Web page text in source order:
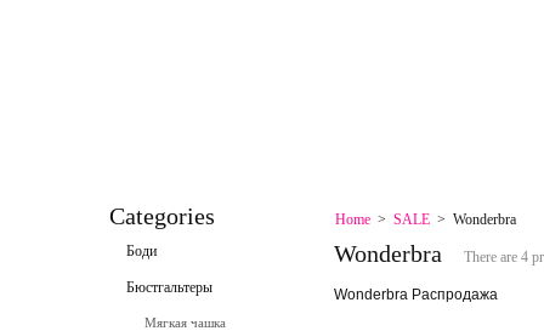
Categories
Боди
Бюстгальтеры
Мягкая чашка
Home > SALE > Wonderbra
Wonderbra There are 4
Wonderbra Распродажа